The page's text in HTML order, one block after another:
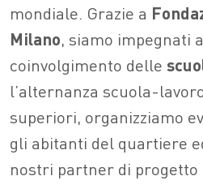
mondiale. Grazie a
Milano, siamo impegnati
coinvolgimento delle
l’alternanza scuola-
superiori, organizziamo
gli abitanti del quartiere
nostri partner di progetto